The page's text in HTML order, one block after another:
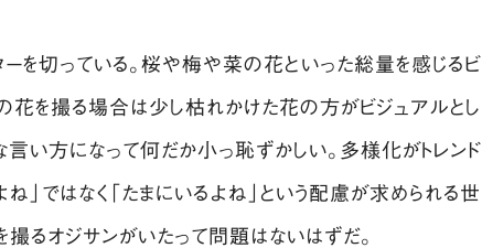
を切っている。桜や梅や菜の花といった総量を感じるビ
を撮る場合は少し枯れかけた花の方がビジュアルとし
い方になって何だか小っ恥ずかしい。多様化がトレンド
ではなく「たまにいるよね」という配慮が求められる世
るオジサンがいたって問題はないはずだ。